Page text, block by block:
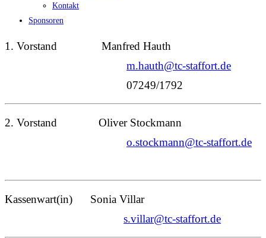
Kontakt
Sponsoren
1. Vorstand Manfred Hauth
m.hauth@tc-staffort.de
07249/1792
2. Vorstand Oliver Stockmann
o.stockmann@tc-staffort.de
Kassenwart(in) Sonia Villar
s.villar@tc-staffort.de